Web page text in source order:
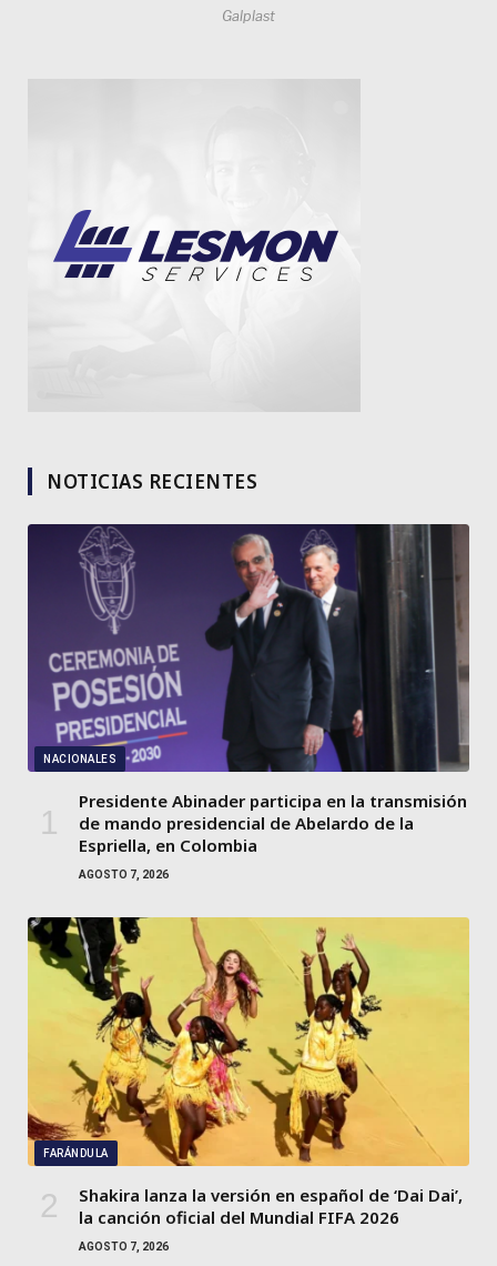
Galplast
NOTICIAS RECIENTES
NACIONALES
Presidente Abinader participa en la transmisión
de mando presidencial de Abelardo de la
Espriella, en Colombia
AGOSTO 7, 2026
FARÁNDULA
Shakira lanza la versión en español de ‘Dai Dai’,
la canción oficial del Mundial FIFA 2026
AGOSTO 7, 2026